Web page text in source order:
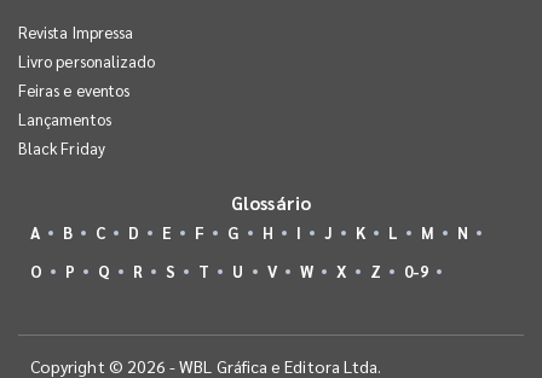
Revista Impressa
Livro personalizado
Feiras e eventos
Lançamentos
Black Friday
Glossário
A B C D E F G H I J K L M
N
O
P Q R S T U V W X Z 0-9
Copyright © 2026 - WBL Gráfica e Editora Ltda.